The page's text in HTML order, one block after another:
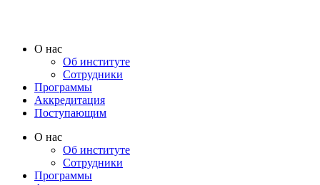
O нас
Oб институте
Сотрудники
Программы
Аккредитация
Поступающим
O нас
Oб институте
Сотрудники
Программы